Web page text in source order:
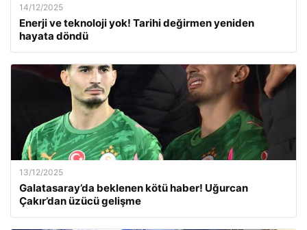
14/12/2025
Enerji ve teknoloji yok! Tarihi değirmen yeniden
hayata döndü
13/12/2025
Galatasaray’da beklenen kötü haber! Uğurcan
Çakır’dan üzücü gelişme